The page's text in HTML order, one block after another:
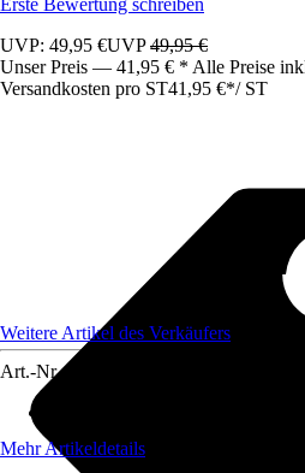
Erste Bewertung schreiben
UVP: 49,95 €UVP49,95 €
Unser Preis — 41,95 € * Alle Preise
Versandkosten pro ST41,95 €*/ ST
Weitere Artikel des Verkäufers
Art.-Nr. 12406987
Mehr Artikeldetails